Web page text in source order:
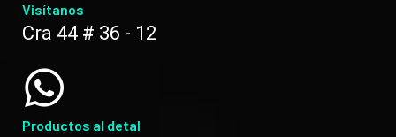
Visítanos
Cra 44 # 36 - 12
Productos al detal